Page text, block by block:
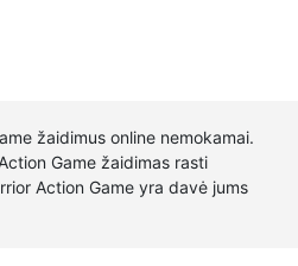
žaidimus online nemokamai.
Game žaidimas rasti
Action Game yra davė jums